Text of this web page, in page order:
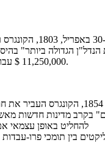
ב -30
הגדולה ביותר"
11,250,000 $ עבור 828,000 קילומטרים רבועים של אדמה.
בשנת 1854, הקונגרס
בקרב מדינות חדשות
להחליט באופן עצמאי
בין תומכי פרו-